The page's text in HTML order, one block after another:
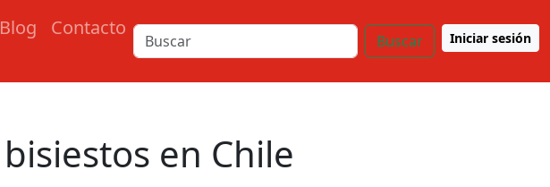
Blog Contacto
Buscar Iniciar sesión
en Chile